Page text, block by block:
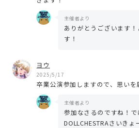
主催者より
ありがとうございます
す！
ヨウ
2025/5/17
卒業公演参加しますので、思いを
主催者より
参加なさるのですね！
DOLLCHESTRAさいきょ